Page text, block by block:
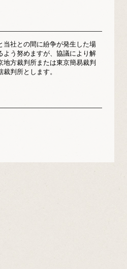
当社との間に紛争が発生した場
よう努めますが、協議により解
地方裁判所または東京簡易裁判
判所とします。